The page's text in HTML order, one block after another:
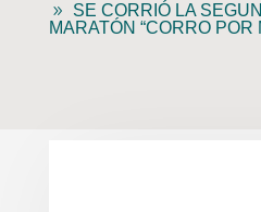
SE CORRIÓ LA
MARATÓN “CORRO POR